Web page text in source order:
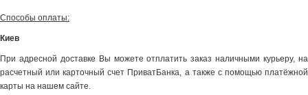
Способы оплаты:
Киев
При адресной доставке Вы можете отплатить заказ наличными курьеру, на
расчетный или карточный счет ПриватБанка, а также с помощью платёжной
карты на нашем сайте.